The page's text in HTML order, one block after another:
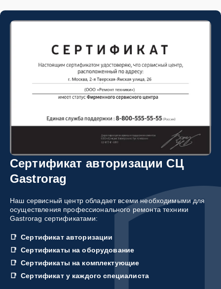
Сертификат авторизации СЦ
Gastrorag
Наш сервисный центр обладает всеми необходимыми для
осуществления профессионального ремонта техники
Gastrorag сертификатами:
Сертификат авторизации
Сертификаты на оборудование
Сертификаты на комплектующие
Сертификат у каждого специалиста